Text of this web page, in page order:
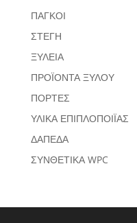
ΠΑΓΚΟΙ
ΣΤΕΓΗ
ΞΥΛΕΙΑ
ΠΡΟΪΟΝΤΑ ΞΥΛΟΥ
ΠΟΡΤΕΣ
ΥΛΙΚΑ ΕΠΙΠΛΟΠΟΙΪΑΣ
ΔΑΠΕΔΑ
ΣΥΝΘΕΤΙΚΑ WPC